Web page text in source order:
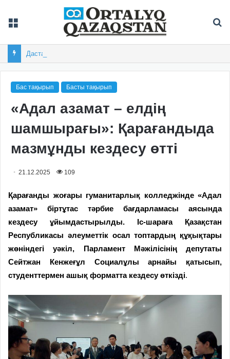
Бас тақырып Басты тақырып
«Адал азамат – елдің
шамшырағы»: Қарағандыда
мазмұнды кездесу өтті
21.12.2025 109
Қарағанды жоғары гуманитарлық колледжінде «Адал
азамат» біртұтас тәрбие бағдарламасы аясында
кездесу ұйымдастырылды. Іс-шараға Қазақстан
Республикасы әлеуметтік осал топтардың құқықтары
жөніндегі уәкіл, Парламент Мәжілісінің депутаты
Сейтжан Кенжеғұл Социалұлы арнайы қатысып,
студенттермен ашық форматта кездесу өткізді.